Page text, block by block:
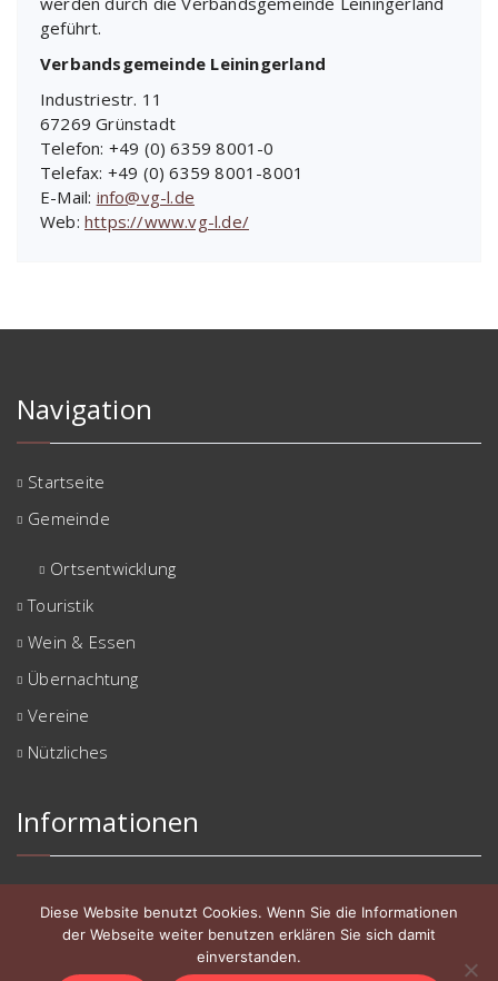
geführt.
Verbandsgemeinde Leiningerland
Industriestr. 11
67269 Grünstadt
Telefon: +49 (0) 6359 8001-0
Telefax: +49 (0) 6359 8001-8001
E-Mail: info@vg-l.de
Web: https://www.vg-l.de/
Navigation
Startseite
Gemeinde
Ortsentwicklung
Touristik
Wein & Essen
Übernachtung
Vereine
Nützliches
Informationen
Datenschutzerklärung
Diese Website benutzt Cookies. Wenn Sie die Informationen
der Webseite weiter benutzen erklären Sie sich damit
einverstanden.